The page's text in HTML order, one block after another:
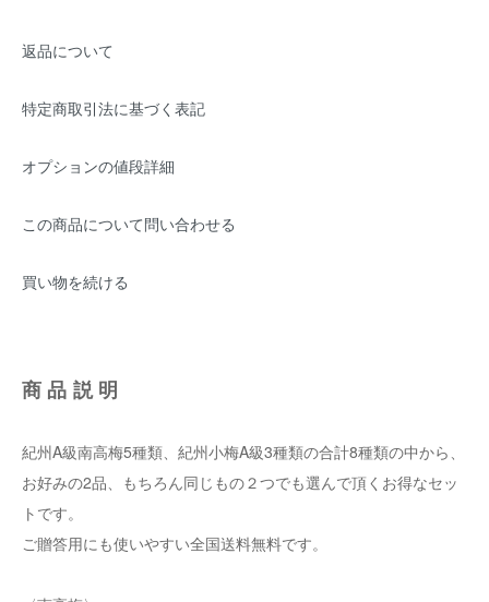
返品について
特定商取引法に基づく表記
オプションの値段詳細
この商品について問い合わせる
買い物を続ける
商品説明
紀州A級南高梅5種類、紀州小梅A級3種類の合計8種類の中から、
お好みの2品、もちろん同じもの２つでも選んで頂くお得なセッ
トです。
ご贈答用にも使いやすい全国送料無料です。